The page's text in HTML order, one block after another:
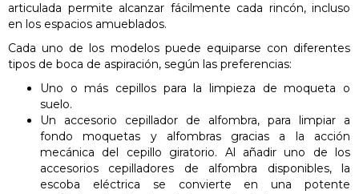
articulada permite alcanzar fácilmente cada rincón, incluso
en los espacios amueblados.
Cada uno de los modelos puede equiparse con diferentes
tipos de boca de aspiración, según las preferencias:
Uno o más cepillos para la limpieza de moqueta o
suelo.
Un accesorio cepillador de alfombra, para limpiar a
fondo moquetas y alfombras gracias a la acción
mecánica del cepillo giratorio. Al añadir uno de los
accesorios cepilladores de alfombra disponibles, la
escoba eléctrica se convierte en una potente